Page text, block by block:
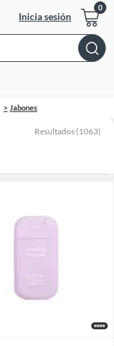
Inicia sesión
Jabones
Resultados (1063)